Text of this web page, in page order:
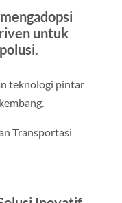
untuk
teknologi pintar
Transportasi